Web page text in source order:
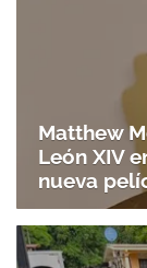
Matthew
León XIV
nueva